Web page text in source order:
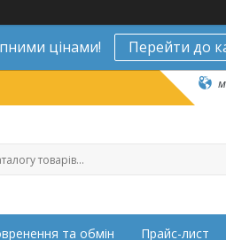
цінами! Перейти до
та обмін Прайс-лист